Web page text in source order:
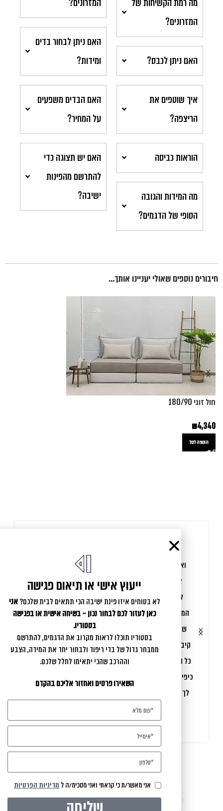
המזרונים?
האם ניתן לכבס?
איך שוטפים את
הריצפה?
הוראות כביסה
מה המידות והגובה
הסופי של הדגמים?
האם ניתן לבחור בדים
ומידות?
האם הבדים משפעים
על המחיר?
האם יש תצוגה כדי
להתרשם מהפינות
ישיבה?
חיבורים נוספים שאולי יעניינו אותך...
חול זוגי 180/90
₪4,340
הוספה לסל
ואו בת אל המדהימה אתחיל בכך שזה היה תענוג לעבוד
איתך על הפינה, התחיל בהבנת הצרכים שלנו והמשיך
לחיבורים המטורפים והיפיפים שאת עושה החל מצורת
המזרון, צורת הפינה והבדים כדי שיתאים בול לבית ולטעם
שלנו! היית שירותית נעימה ופנויה אלינו בכל שאלה! ואז
קיבלנו את הפינה （כבר מלפני יותר משבוע）וואו! קודם
כל הפינה יפיפיה בצורה בלתי רגילה! נוחה, מודולרית ופשוט
כיפית! אפילו צוצה הכלבה לא מוכנה לרדת ממנה! ממש תודה
לך על חוויה נעימה ופינה עוד יותר שווה שתלווה אותנו עוד
Latest Images
ייעוץ אישי או תיאום פגישה
לא בטוחים איזו פינת ישיבה הכי תתאים לבית שלכם?אני
כאן לעזור לכם לבחור נכון – בשיחה אישית או בפגישה
בסטודיו.
בסטודיו תוכלו לראות מקרוב את הדגמים, להתרשם
ממבחר גדול של בדי ריפוד ולבחור יחד את המידה, הצבע
וההרכב שהכי יתאימו לחלל שלכם.
השאירו פרטים ואחזור אליכם בהקדם
אני מאשר/ת כי קראתי ואני מסכימ/ה ל מדיניות הפרטיות